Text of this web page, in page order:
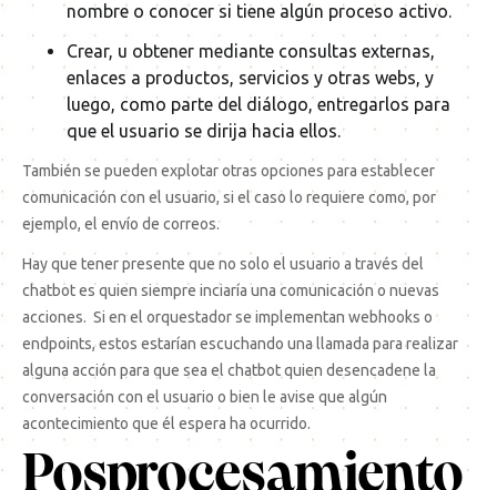
nombre o conocer si tiene algún proceso activo.
Crear, u obtener mediante consultas externas,
enlaces a productos, servicios y otras webs, y
luego, como parte del diálogo, entregarlos para
que el usuario se dirija hacia ellos.
También se pueden explotar otras opciones para establecer
comunicación con el usuario, si el caso lo requiere como, por
ejemplo, el envío de correos.
Hay que tener presente que no solo el usuario a través del
chatbot es quien siempre inciaría una comunicación o nuevas
acciones. Si en el orquestador se implementan webhooks o
endpoints, estos estarían escuchando una llamada para realizar
alguna acción para que sea el chatbot quien desencadene la
conversación con el usuario o bien le avise que algún
acontecimiento que él espera ha ocurrido.
Posprocesamiento